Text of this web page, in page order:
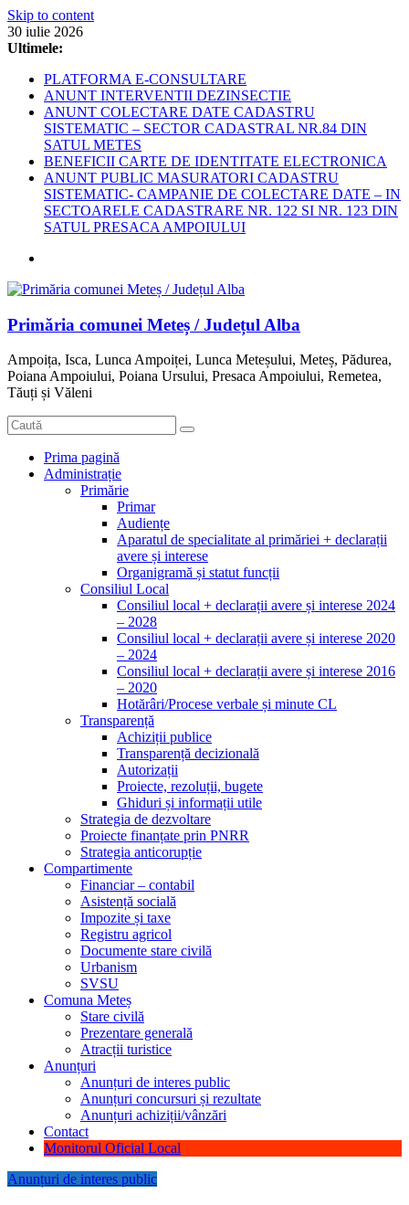
Skip to content
30 iulie 2026
Ultimele:
PLATFORMA E-CONSULTARE
ANUNT INTERVENTII DEZINSECTIE
ANUNT COLECTARE DATE CADASTRU
SISTEMATIC – SECTOR CADASTRAL NR.84 DIN
SATUL METES
BENEFICII CARTE DE IDENTITATE ELECTRONICA
ANUNT PUBLIC MASURATORI CADASTRU
SISTEMATIC- CAMPANIE DE COLECTARE DATE – IN
SECTOARELE CADASTRARE NR. 122 SI NR. 123 DIN
SATUL PRESACA AMPOIULUI
Primăria comunei Meteș / Județul Alba
Ampoița, Isca, Lunca Ampoiței, Lunca Meteșului, Meteș, Pădurea,
Poiana Ampoiului, Poiana Ursului, Presaca Ampoiului, Remetea,
Tăuți și Văleni
Prima pagină
Administrație
Primărie
Primar
Audiențe
Aparatul de specialitate al primăriei + declarații
avere și interese
Organigramă și statut funcții
Consiliul Local
Consiliul local + declarații avere și interese 2024
– 2028
Consiliul local + declarații avere și interese 2020
– 2024
Consiliul local + declarații avere și interese 2016
– 2020
Hotărâri/Procese verbale și minute CL
Transparență
Achiziții publice
Transparență decizională
Autorizații
Proiecte, rezoluții, bugete
Ghiduri și informații utile
Strategia de dezvoltare
Proiecte finanțate prin PNRR
Strategia anticorupție
Compartimente
Financiar – contabil
Asistență socială
Impozite și taxe
Registru agricol
Documente stare civilă
Urbanism
SVSU
Comuna Meteș
Stare civilă
Prezentare generală
Atracții turistice
Anunțuri
Anunțuri de interes public
Anunțuri concursuri și rezultate
Anunțuri achiziții/vânzări
Contact
Monitorul Oficial Local
Anunțuri de interes public